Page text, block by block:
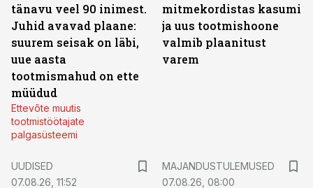
tänavu veel 90 inimest.
Juhid avavad plaane:
suurem seisak on läbi,
uue aasta
tootmismahud on ette
müüdud
Ettevõte muutis
tootmistöötajate
palgasüsteemi
mitmekordistas kasumi
ja uus tootmishoone
valmib plaanitust
varem
UUDISED
07.08.26, 11:52
MAJANDUSTULEMUSED
07.08.26, 08:00